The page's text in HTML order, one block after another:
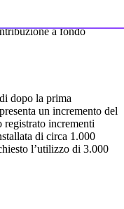
a fondo
dopo la prima
un incremento del
registrato incrementi
di circa 1.000
l’utilizzo di 3.000